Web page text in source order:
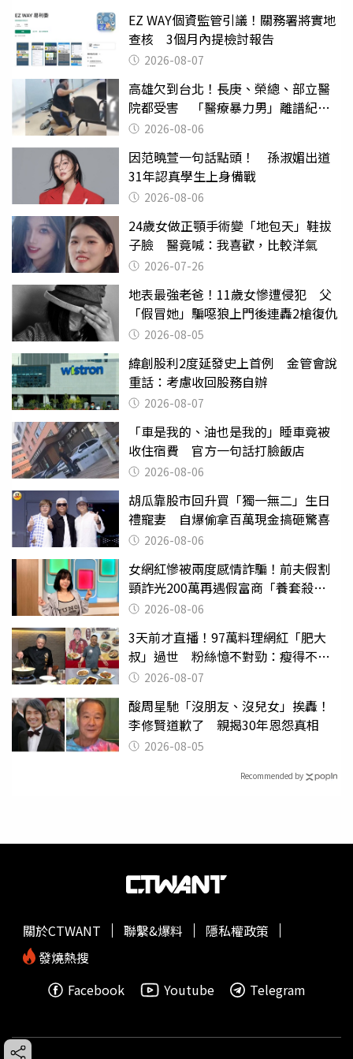
EZ WAY個資監管引議！關務署將實地
查核 3個月內提檢討報告
2026-08-07
高雄欠到台北！長庚、榮總、部立醫
院都受害 「醫療暴力男」離譜紀錄
曝光2026-08-06
因范曉萱一句話點頭！ 孫淑媚出道
31年認真學生上身備戰
2026-08-06
24歲女做正顎手術變「地包天」鞋拔
子臉 醫竟喊：我喜歡，比較洋氣
2026-07-26
地表最強老爸！11歲女慘遭侵犯 父
「假冒她」騙噁狼上門後連轟2槍復仇
2026-08-05
緯創股利2度延發史上首例 金管會說
重話：考慮收回股務自辦
2026-08-07
「車是我的、油也是我的」睡車竟被
收住宿費 官方一句話打臉飯店
2026-08-06
胡瓜靠股市回升買「獨一無二」生日
禮寵妻 自爆偷拿百萬現金搞砸驚喜
2026-08-06
女網紅慘被兩度感情詐騙！前夫假割
頸詐光200萬再遇假富商「養套殺
2000萬」
2026-08-06
3天前才直播！97萬料理網紅「肥大
叔」過世 粉絲憶不對勁：瘦得不合
理 2026-08-07
酸周星馳「沒朋友、沒兒女」挨轟！
李修賢道歉了 親揭30年恩怨真相
2026-08-05
Recommended by
關於CTWANT 聯繫&爆料
隱私權政策
發燒熱搜
Facebook
Youtube Telegram